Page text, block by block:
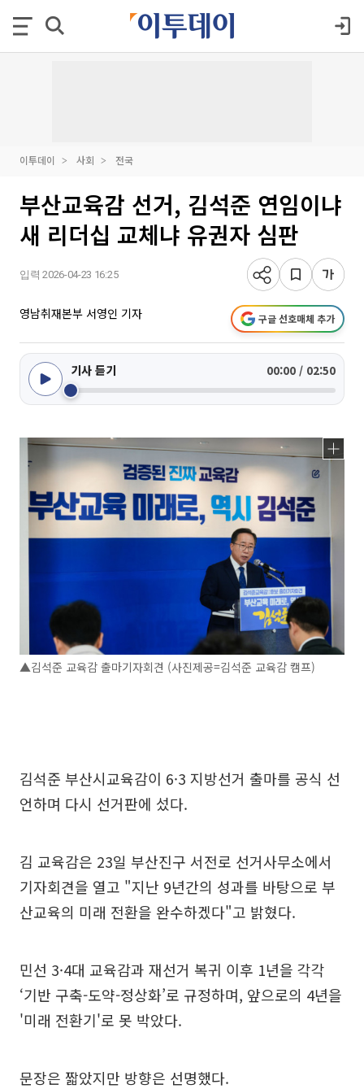
이투데이 사회 전국
부산교육감 선거, 김석준 연임이냐
새 리더십 교체냐 유권자 심판
입력 2026-04-23 16:25
영남취재본부 서영인 기자 구글 선호매체 추가
기사 듣기 00:00 / 02:50
▲김석준 교육감 출마기자회견 (사진제공=김석준 교육감 캠프)
김석준 부산시교육감이 6·3 지방선거 출마를 공식 선
언하며 다시 선거판에 섰다.
김 교육감은 23일 부산진구 서전로 선거사무소에서
기자회견을 열고 "지난 9년간의 성과를 바탕으로 부
산교육의 미래 전환을 완수하겠다"고 밝혔다.
민선 3·4대 교육감과 재선거 복귀 이후 1년을 각각
‘기반 구축-도약-정상화’로 규정하며, 앞으로의 4년을
'미래 전환기'로 못 박았다.
문장은 짧았지만 방향은 선명했다.